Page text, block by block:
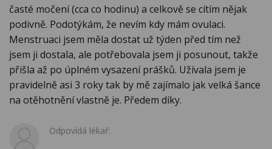
časté močení (cca co hodinu) a celkově se cítím nějak
podivně. Podotýkám, že nevím kdy mám ovulaci.
Menstruaci jsem měla dostat už týden před tím než
jsem ji dostala, ale potřebovala jsem ji posunout, takže
přišla až po úplném vysazení prášků. Užívala jsem je
pravidelně asi 3 roky tak by mě zajímalo jak velká šance
na otěhotnění vlastně je. Předem díky.
Odpovídá lékař: